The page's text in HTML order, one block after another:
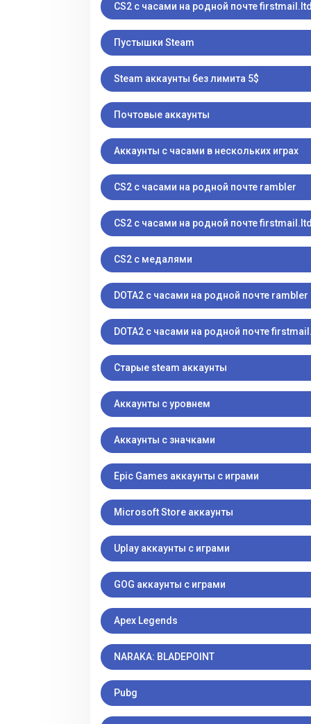
CS2 с часами на родной почте
Пустышки Steam
Steam аккаунты без лимита 5$
Почтовые аккаунты
Аккаунты с часами в нескольких играх
CS2 с часами на родной почте rambler
CS2 с часами на родной почте
CS2 с медалями
DOTA2 с часами на родной почте rambler
DOTA2 с часами на родной почте
Старые steam аккаунты
Аккаунты с уровнем
Аккаунты с значками
Epic Games аккаунты с играми
Microsoft Store аккаунты
Uplay аккаунты с играми
GOG аккаунты с играми
Apex Legends
NARAKA: BLADEPOINT
Pubg